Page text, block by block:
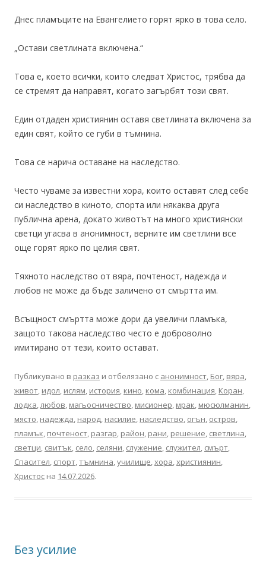
Днес пламъците на Евангелието горят ярко в това село.
„Остави светлината включена.“
Това е, което всички, които следват Христос, трябва да
се стремят да направят, когато загърбят този свят.
Един отдаден християнин оставя светлината включена за
един свят, който се губи в тъмнина.
Това се нарича оставане на наследство.
Често чуваме за известни хора, които оставят след себе
си наследство в киното, спорта или някаква друга
публична арена, докато животът на много християнски
светци угасва в анонимност, верните им светлини все
още горят ярко по целия свят.
Тяхното наследство от вяра, почтеност, надежда и
любов не може да бъде заличено от смъртта им.
Всъщност смъртта може дори да увеличи пламъка,
защото такова наследство често е доброволно
имитирано от тези, които остават.
Публикувано в разказ и отбелязано с анонимност, Бог, вяра,
живот, идол, ислям, история, кино, кома, комбинация, Коран,
лодка,любов, магьосничество, мисионер, мрак, мюсюлманин,
място, надежда, народ, насилие, наследство, огън, остров,
пламък, почтеност, разгар, район, рани, решение, светлина,
светци, свитък, село, селяни, служение, служител, смърт,
Спасител, спорт,тъмнина,училище,хора,християнин,
Христос на 14.07.2026.
Без усилие